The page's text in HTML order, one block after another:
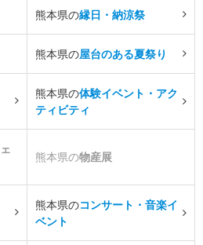
熊本県の縁日・納涼祭
熊本県の屋台のある夏祭り
熊本県の体験イベント・アク
ティビティ
熊本県の物産展
熊本県のコンサート・音楽イ
ベント